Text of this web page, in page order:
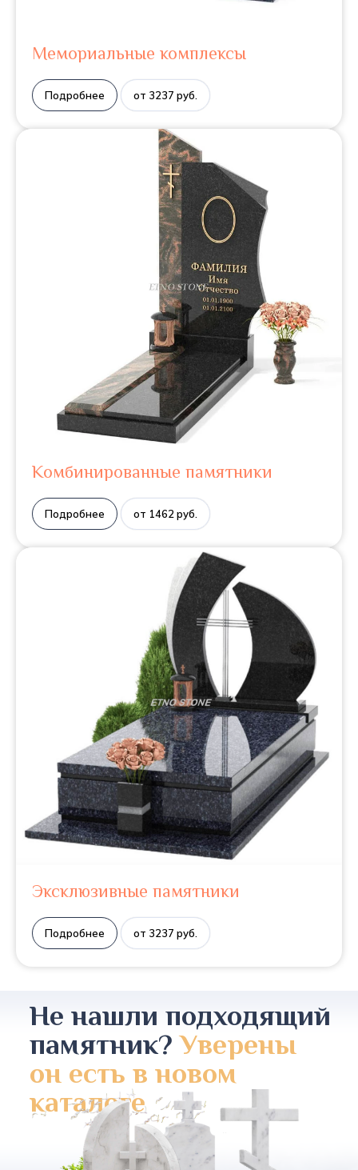
Мемориальные комплексы
Подробнее от 3237 руб.
Комбинированные памятники
Подробнее от 1462 руб.
Эксклюзивные памятники
Подробнее от 3237 руб.
Не нашли подходящий
памятник?Уверены
он есть в новом
каталоге